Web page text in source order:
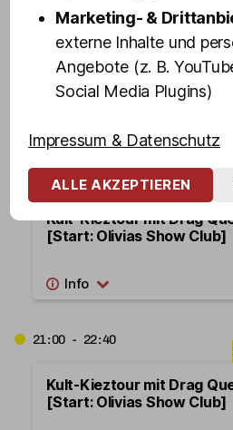
Freitag
Kult-Kieztour mit Drag
[Start: Olivias Show Club]
21:00 - 22:40
Kult-Kieztour mit Drag
[Start: Olivias Show Club]
Marketing- &
externe Inhalte und
Angebote (z. B.
Social Media Plugins)
Impressum & Datenschutz
ALLE AKZEPTIEREN